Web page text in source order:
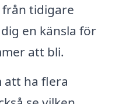
från tidigare
en känsla för
att bli.
att ha flera